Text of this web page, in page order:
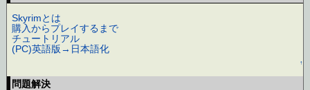
Skyrimとは
購入からプレイするまで
チュートリアル
(PC)英語版→日本語化
↑
問題解決